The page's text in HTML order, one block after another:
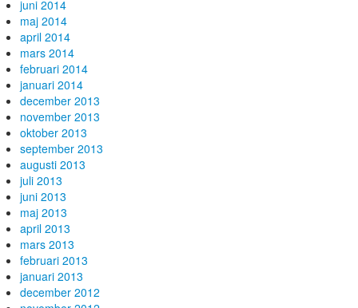
juni 2014
maj 2014
april 2014
mars 2014
februari 2014
januari 2014
december 2013
november 2013
oktober 2013
september 2013
augusti 2013
juli 2013
juni 2013
maj 2013
april 2013
mars 2013
februari 2013
januari 2013
december 2012